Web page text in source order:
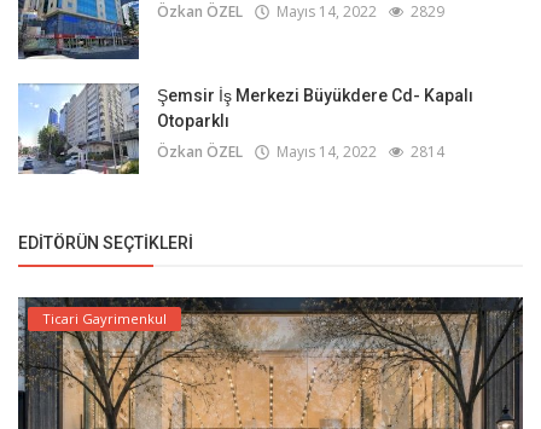
Özkan ÖZEL Mayıs 14, 2022 2829
Şemsir İş Merkezi Büyükdere Cd- Kapalı
Otoparklı
Özkan ÖZEL Mayıs 14, 2022 2814
EDITÖRÜN SEÇTIKLERI
Ticari Gayrimenkul